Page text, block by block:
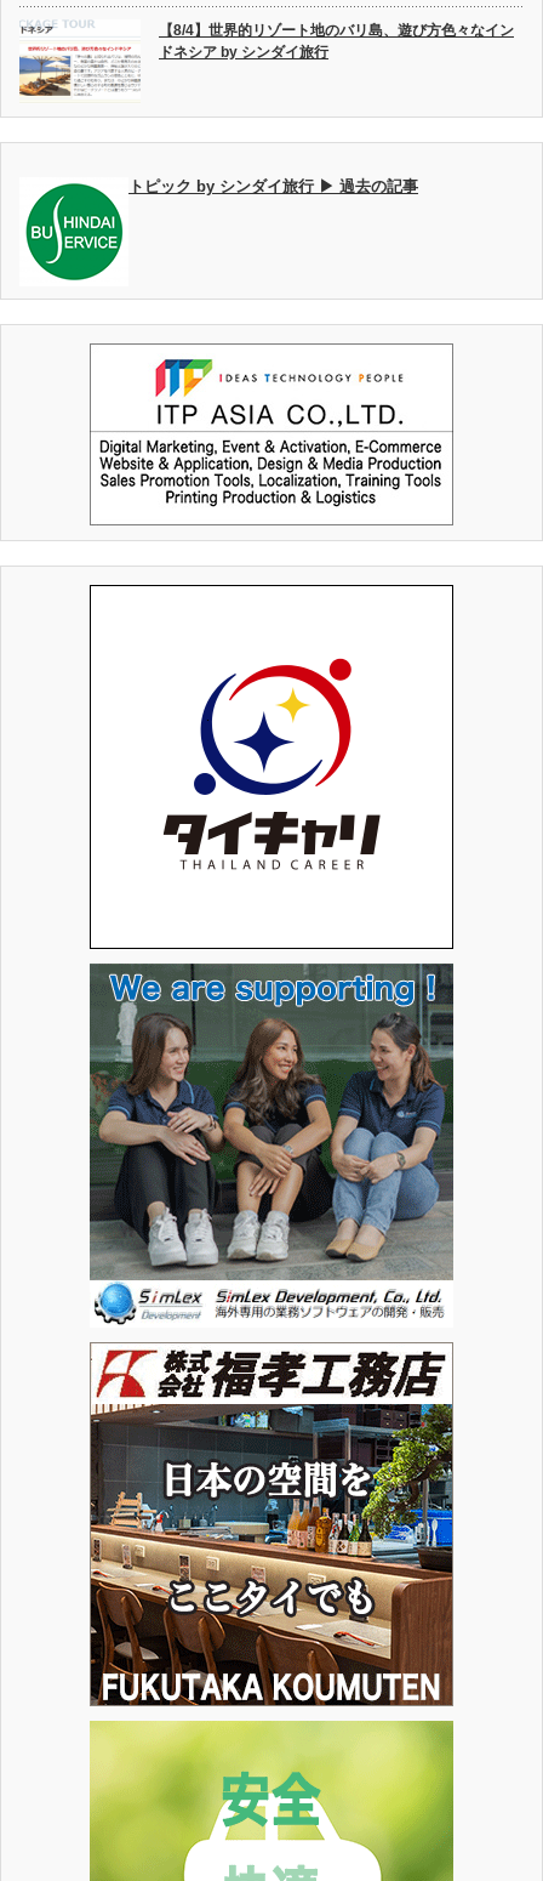
【8/4】世界的リゾート地のバリ島、遊び方色々なイン
ドネシア by シンダイ旅行
トピック by シンダイ旅行 ▶ 過去の記事